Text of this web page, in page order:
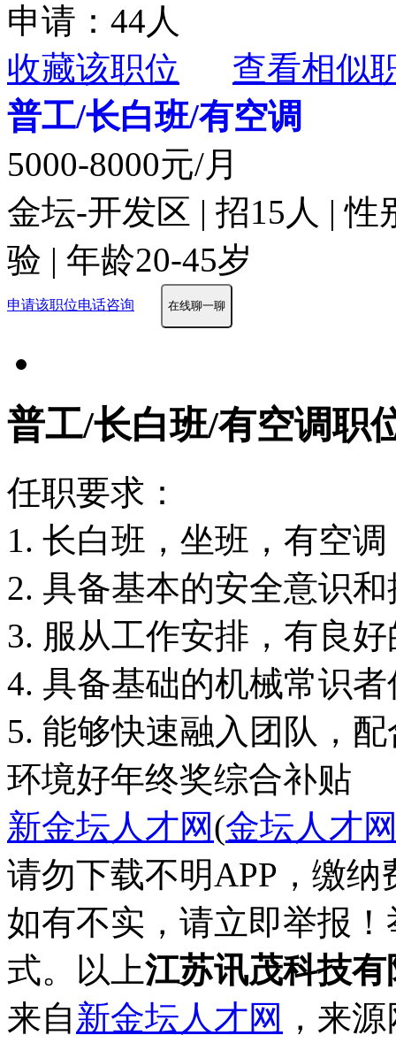
申请：44人
收藏该职位
查看相似
普工/长白班/有空调
5000-8000元/月
金坛-开发区 | 招15人 |
验 | 年龄20-45岁
申请该职位电话咨询 在线聊一聊
普工/长白班/有空调职
任职要求：
1. 长白班，坐班，有空
2. 具备基本的安全意识
3. 服从工作安排，有良
4. 具备基础的机械常识
5. 能够快速融入团队，
环境好年终奖综合补贴
新金坛人才网(金坛人才
请勿下载不明APP，缴
如有不实，请立即举报
式。以上江苏讯茂科技
来自新金坛人才网 ，来